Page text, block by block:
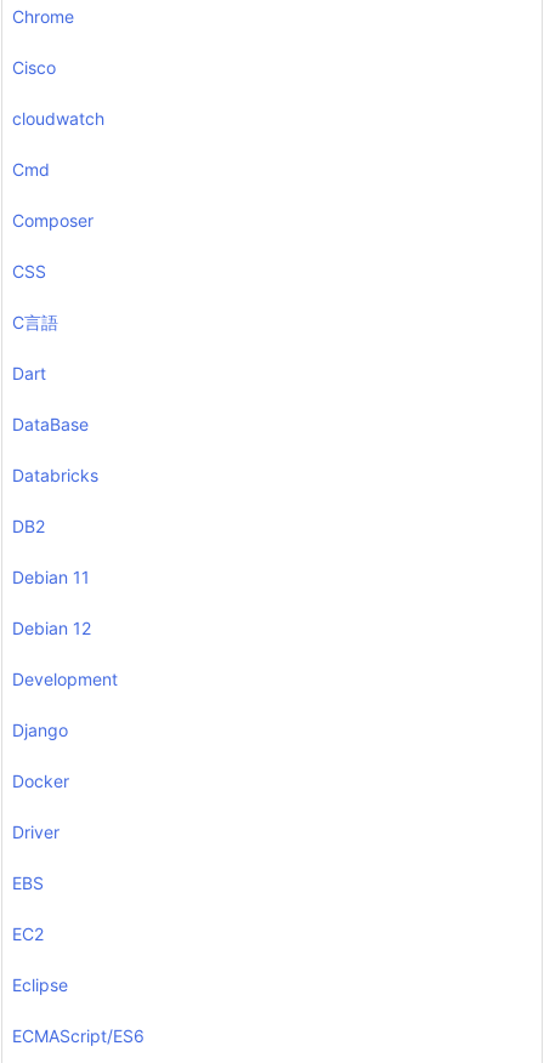
Chrome
Cisco
cloudwatch
Cmd
Composer
CSS
C言語
Dart
DataBase
Databricks
DB2
Debian 11
Debian 12
Development
Django
Docker
Driver
EBS
EC2
Eclipse
ECMAScript/ES6